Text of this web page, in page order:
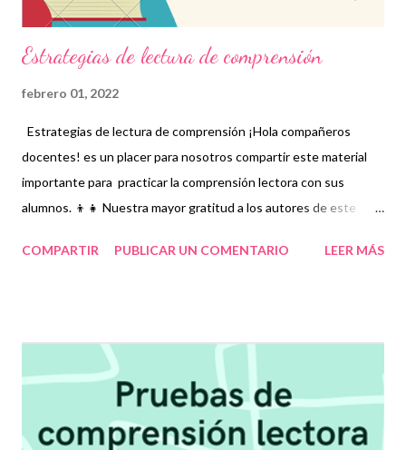
Estrategias de lectura de comprensión
febrero 01, 2022
Estrategias de lectura de comprensión ¡Hola compañeros
docentes! es un placer para nosotros compartir este material
importante para practicar la comprensión lectora con sus
alumnos. 👦👧 Nuestra mayor gratitud a los autores de este
compartimos de manera gratuita con fines informativos y
No olvides compartir nuestra página y unirte a nuestro grupo
para más contenido educativo 👉 Grupo de Facebook Además,
puedes unirte a Grupos de WhatsApp y seguir a Salón
didáctico donde se comparte gran variedad de material
COMPARTIR PUBLICAR UN COMENTARIO LEER MÁS